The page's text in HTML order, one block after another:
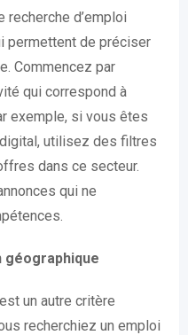
d’emploi
permettent de préciser
Commencez par
qui correspond à
exemple, si vous êtes
utilisez des filtres
dans ce secteur.
qui ne
géographique
un autre critère
recherchiez un emploi